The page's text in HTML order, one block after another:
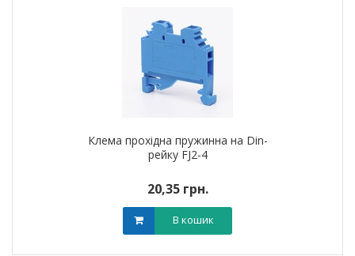
Клема прохідна пружинна на Din-
рейку FJ2-4
20,35 грн.
В кошик